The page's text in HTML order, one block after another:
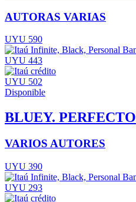
AUTORAS VARIAS
UYU 590
UYU 443
UYU 502
Disponible
BLUEY. PERFECTO
VARIOS AUTORES
UYU 390
UYU 293